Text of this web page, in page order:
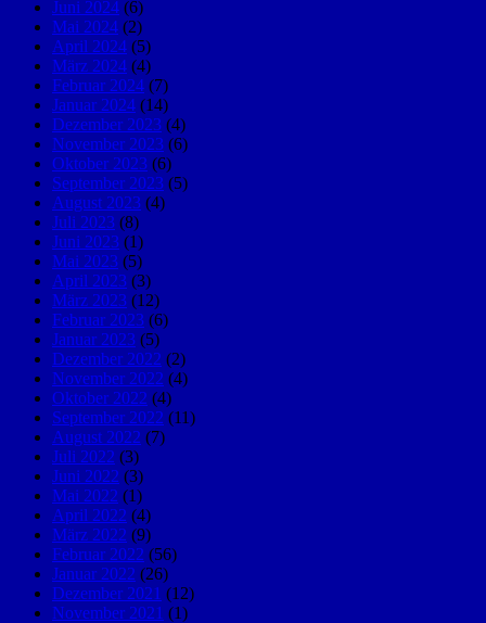
Juni 2024 (6)
Mai 2024 (2)
April 2024 (5)
März 2024 (4)
Februar 2024 (7)
Januar 2024 (14)
Dezember 2023 (4)
November 2023 (6)
Oktober 2023 (6)
September 2023 (5)
August 2023 (4)
Juli 2023 (8)
Juni 2023 (1)
Mai 2023 (5)
April 2023 (3)
März 2023 (12)
Februar 2023 (6)
Januar 2023 (5)
Dezember 2022 (2)
November 2022 (4)
Oktober 2022 (4)
September 2022 (11)
August 2022 (7)
Juli 2022 (3)
Juni 2022 (3)
Mai 2022 (1)
April 2022 (4)
März 2022 (9)
Februar 2022 (56)
Januar 2022 (26)
Dezember 2021 (12)
November 2021 (1)